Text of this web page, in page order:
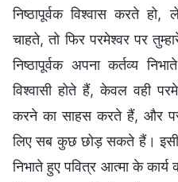
निष्ठापूर्वक विश्वास करते हो,
चाहते, तो फिर परमेश्वर पर
निष्ठापूर्वक अपना कर्तव्य
विश्वासी होते हैं, केवल वही
करने का साहस करते हैं, और
लिए सब कुछ छोड़ सकते हैं। इसी
निभाते हुए पवित्र आत्मा के